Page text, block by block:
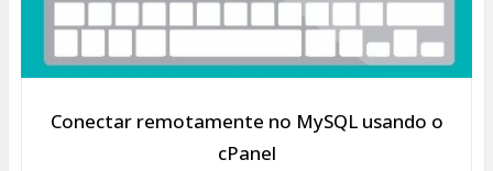
Conectar remotamente no MySQL usando o
cPanel